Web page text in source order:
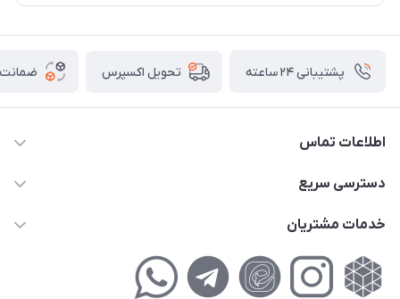
پشتیبانی ۲۴ ساعته تحویل اکسپرس ضمانت
اطلاعات تماس
02177111474
کوچه گلریز 4 غربی ، پلاک 13
دسترسی سریع
حساب کاربری
لیست محصولات
خدمات مشتریان
راهنمای‌خرید‌آنلاین
حریم خصوصی